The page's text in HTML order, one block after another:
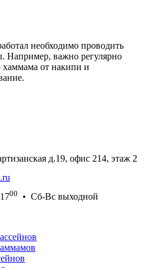
необходимо проводить
Например, важно регулярно
хаммама от накипи и
д.19, офис 214, этаж 2
00
• Сб-Вс выходной